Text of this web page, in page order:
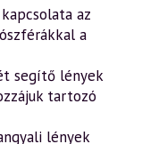
az
a
segítő lények
tartozó
lények